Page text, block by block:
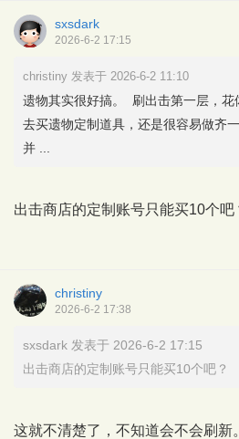
sxsdark
2026-6-2 17:15
christiny 发表于 2026-6-2 11:10
遗物其实很好搞。 刷出击第一层，花
去买遗物定制道具，还是很容易做齐一
并 ...
出击商店的定制账号只能买10个吧
christiny
2026-6-2 17:38
sxsdark 发表于 2026-6-2 17:15
出击商店的定制账号只能买10个吧？
这就不清楚了，不知道会不会刷新。